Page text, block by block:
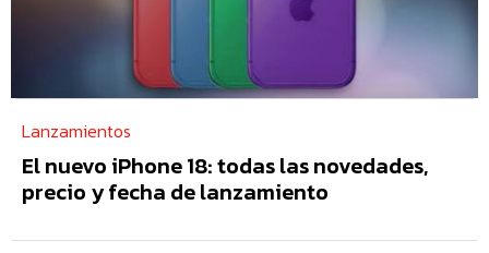
Lanzamientos
El nuevo iPhone 18: todas las novedades,
precio y fecha de lanzamiento